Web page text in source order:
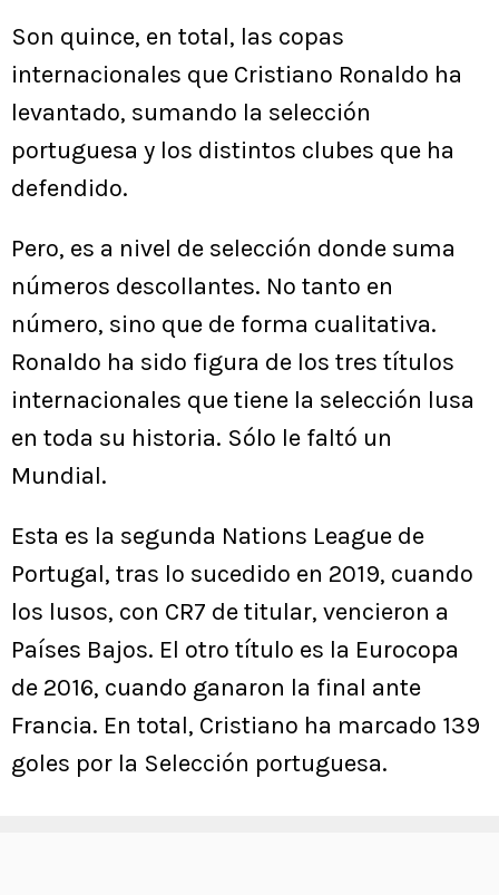
Son quince, en total, las copas
internacionales que Cristiano Ronaldo ha
levantado, sumando la selección
portuguesa y los distintos clubes que ha
defendido.
Pero, es a nivel de selección donde suma
números descollantes. No tanto en
número, sino que de forma cualitativa.
Ronaldo ha sido figura de los tres títulos
internacionales que tiene la selección lusa
en toda su historia. Sólo le faltó un
Mundial.
Esta es la segunda Nations League de
Portugal, tras lo sucedido en 2019, cuando
los lusos, con CR7 de titular, vencieron a
Países Bajos. El otro título es la Eurocopa
de 2016, cuando ganaron la final ante
Francia. En total, Cristiano ha marcado 139
goles por la Selección portuguesa.